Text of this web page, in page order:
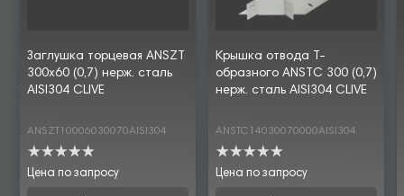
Заглушка торцевая ANSZT
300х60 (0,7) нерж. сталь
AISI304 CLIVE
ANSZT10006030070AISI304
Цена по запросу
Крышка отвода Т-
образного ANSTC 300 (0,7)
нерж. сталь AISI304 CLIVE
ANSTC14030070000AISI304
Цена по запросу